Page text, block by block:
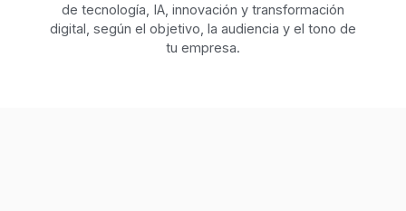
de tecnología, IA, innovación y transformación
digital, según el objetivo, la audiencia y el tono de
tu empresa.